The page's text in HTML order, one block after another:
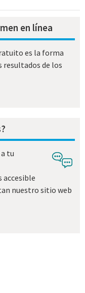
en línea
es la forma
resultados de los
tu
accesible
nuestro sitio web